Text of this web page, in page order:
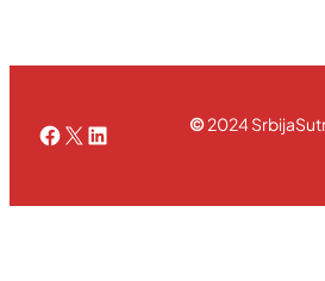
Facebook
X LinkedIn©2024